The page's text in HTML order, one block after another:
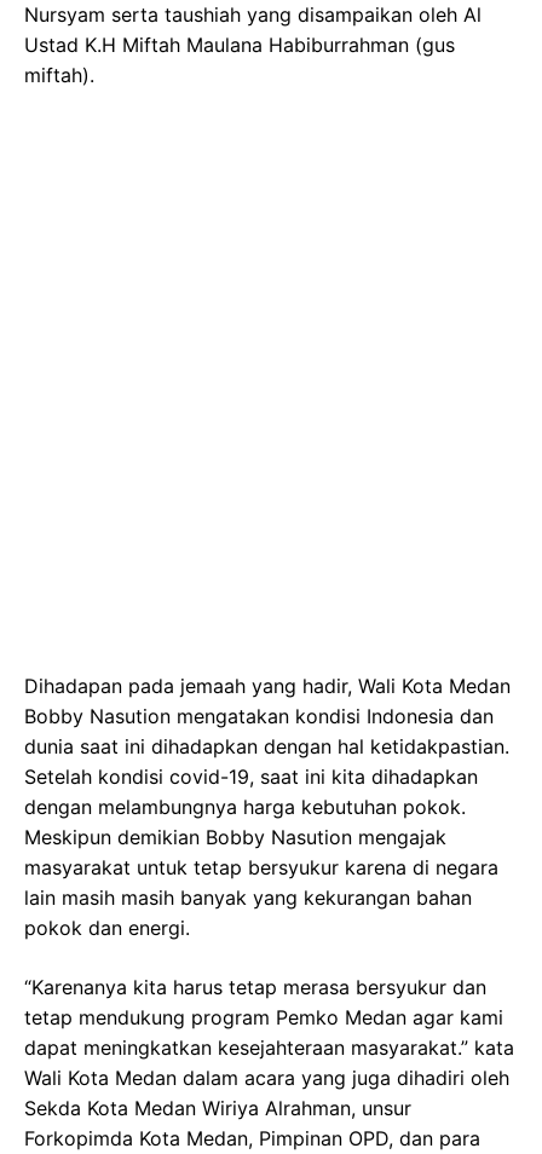
Nursyam serta taushiah yang disampaikan oleh Al
Ustad K.H Miftah Maulana Habiburrahman (gus
miftah).
Dihadapan pada jemaah yang hadir, Wali Kota Medan
Bobby Nasution mengatakan kondisi Indonesia dan
dunia saat ini dihadapkan dengan hal ketidakpastian.
Setelah kondisi covid-19, saat ini kita dihadapkan
dengan melambungnya harga kebutuhan pokok.
Meskipun demikian Bobby Nasution mengajak
masyarakat untuk tetap bersyukur karena di negara
lain masih masih banyak yang kekurangan bahan
pokok dan energi.
“Karenanya kita harus tetap merasa bersyukur dan
tetap mendukung program Pemko Medan agar kami
dapat meningkatkan kesejahteraan masyarakat.” kata
Wali Kota Medan dalam acara yang juga dihadiri oleh
Sekda Kota Medan Wiriya Alrahman, unsur
Forkopimda Kota Medan, Pimpinan OPD, dan para